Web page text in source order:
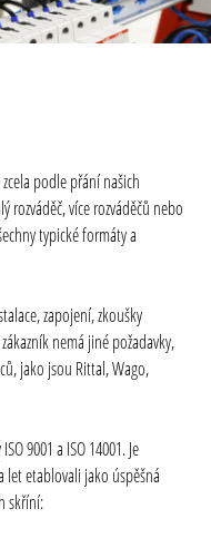
podle přání našich
rozváděč, více rozváděčů nebo
typické formáty a
zapojení, zkoušky
nemá jiné požadavky,
jako jsou Rittal, Wago,
9001 a ISO 14001. Je
let etablovali jako úspěšná
skříní: